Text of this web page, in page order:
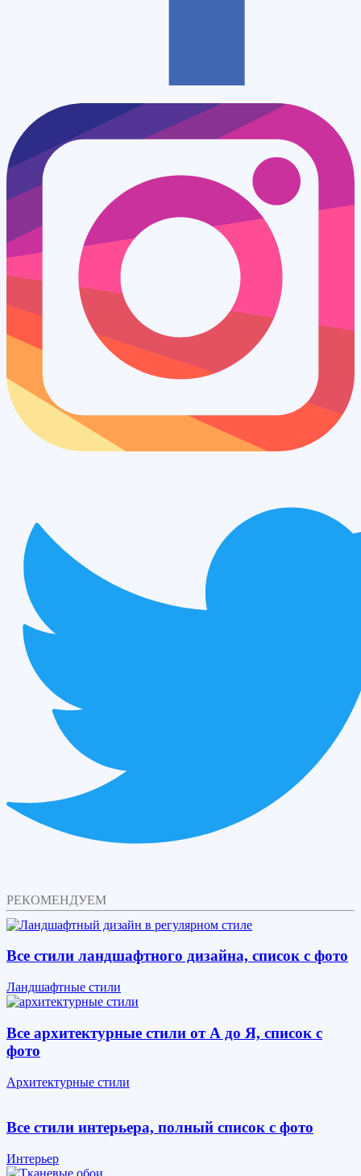
РЕКОМЕНДУЕМ
Все стили ландшафтного дизайна, список с фото
Ландшафтные стили
Все архитектурные стили от А до Я, список с
фото
Архитектурные стили
Все стили интерьера, полный список с фото
Интерьер